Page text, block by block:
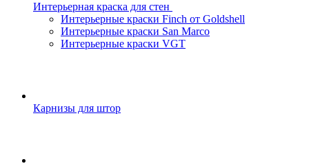
Интерьерная краска для стен
Интерьерные краски Finch от Goldshell
Интерьерные краски San Marco
Интерьерные краски VGT
Карнизы для штор